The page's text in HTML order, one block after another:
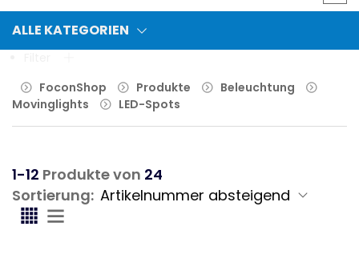
ALLE KATEGORIEN
FoconShop
Produkte
Beleuchtung
Movinglights
LED-Spots
1-12 Produkte von 24
Sortierung: